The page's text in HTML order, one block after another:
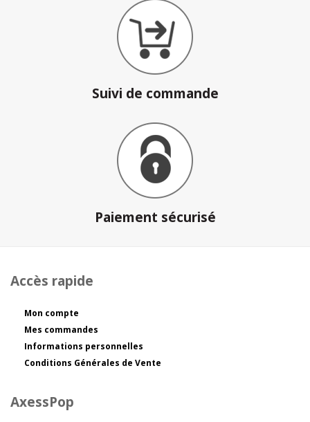
Suivi de commande
Paiement sécurisé
Accès rapide
Mon compte
Mes commandes
Informations personnelles
Conditions Générales de Vente
AxessPop